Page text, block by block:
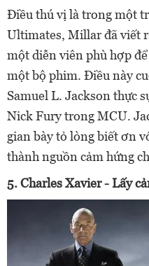
Điều thú vị là trong một
Ultimates, Millar đã viết
một diễn viên phù hợp
một bộ phim. Điều này
Samuel L. Jackson thực
Nick Fury trong MCU.
gian bày tỏ lòng biết ơn
thành nguồn cảm hứng
5. Charles Xavier - Lấy